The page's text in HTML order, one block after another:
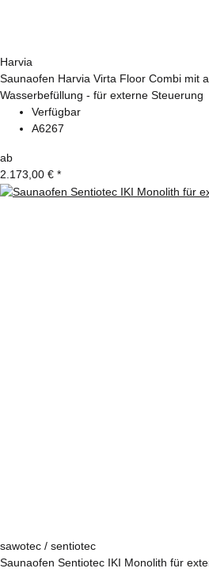
Harvia
Saunaofen Harvia Virta Floor Combi mit
Wasserbefüllung - für externe Steuerung
Verfügbar
A6267
ab
2.173,00 € *
sawotec / sentiotec
Saunaofen Sentiotec IKI Monolith für